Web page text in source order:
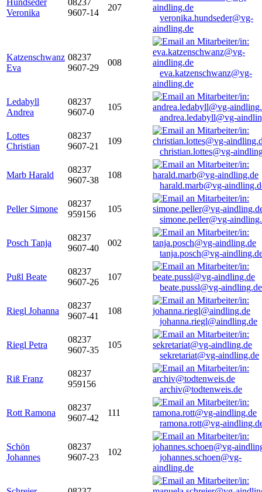
Hundseder
Veronika
08237
9607-14
207
veronika.hundseder@vg-
aindling.de
Katzenschwanz
Eva
08237
9607-29
008
eva.katzenschwanz@vg-
aindling.de
Ledabyll
Andrea
08237
9607-0
105
andrea.ledabyll@vg-
Lottes
Christian
08237
9607-21
109
christian.lottes@vg-
Marb Harald
08237
9607-38
108
harald.marb@vg-
Peller Simone
08237
959156
105
simone.peller@vg-
Posch Tanja
08237
9607-40
002
tanja.posch@vg-
Pußl Beate
08237
9607-26
107
beate.pussl@vg-aindling.de
Riegl Johanna
08237
9607-41
108
johanna.riegl@aindling.de
Riegl Petra
08237
9607-35
105
sekretariat@vg-aindling.de
Riß Franz
08237
959156
archiv@todtenweis.de
Rott Ramona
08237
9607-42
111
ramona.rott@vg-
Schön
Johannes
08237
9607-23
102
johannes.schoen@vg-
aindling.de